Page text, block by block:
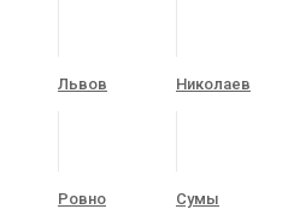
Львов Николаев
Ровно Сумы